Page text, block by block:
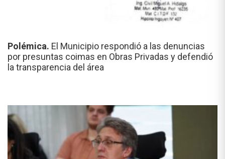
Polémica. El Municipio respondió a las denuncias
por presuntas coimas en Obras Privadas y defendió
la transparencia del área